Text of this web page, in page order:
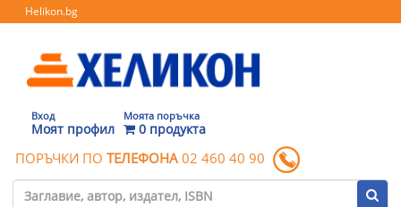
Helikon.bg
Вход
Моят профил
Моята поръчка
0 продукта
ПОРЪЧКИ ПО ТЕЛЕФОНА 02 460 40 90